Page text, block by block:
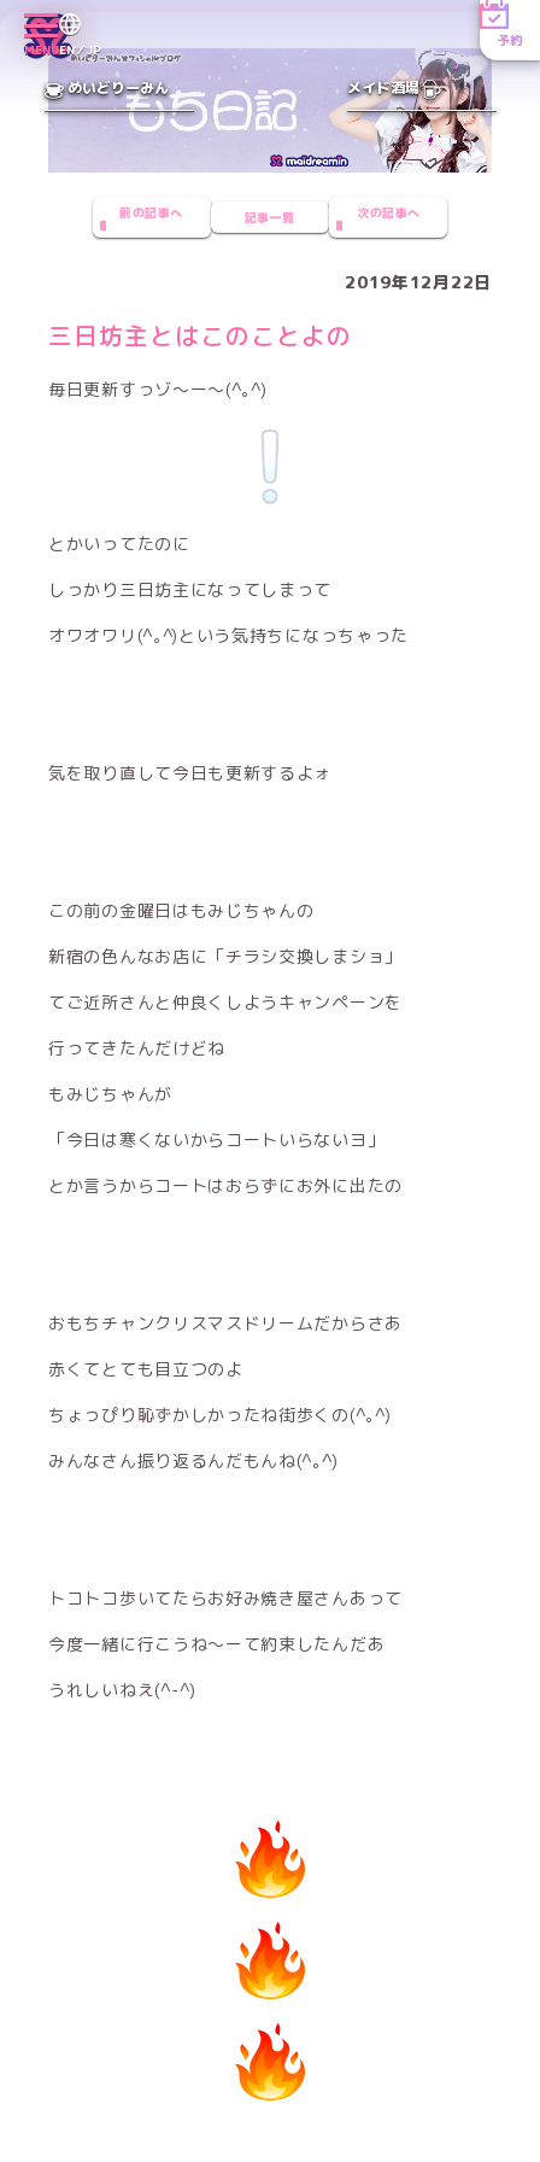
MENUEN／JP
予約
めいどりーみん メイド酒場
前の記事へ 記事一覧 次の記事へ
2019年12月22日
三日坊主とはこのことよの
毎日更新すっゾ〜ー〜(^｡^)
とかいってたのに
しっかり三日坊主になってしまって
オワオワリ(^｡^)という気持ちになっちゃった
気を取り直して今日も更新するよォ
この前の金曜日はもみじちゃんの
新宿の色んなお店に「チラシ交換しまショ」
てご近所さんと仲良くしようキャンペーンを
行ってきたんだけどね
もみじちゃんが
「今日は寒くないからコートいらないヨ」
とか言うからコートはおらずにお外に出たの
おもちチャンクリスマスドリームだからさあ
赤くてとても目立つのよ
ちょっぴり恥ずかしかったね街歩くの(^｡^)
みんなさん振り返るんだもんね(^｡^)
トコトコ歩いてたらお好み焼き屋さんあって
今度一緒に行こうね〜ーて約束したんだあ
うれしいねえ(^-^)